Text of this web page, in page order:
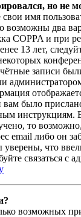
но не
имя
возможны два
COPPA и при
13 лет,
записи
вам было
инструкциям.
то
email либо он
что
связаться с
возможных